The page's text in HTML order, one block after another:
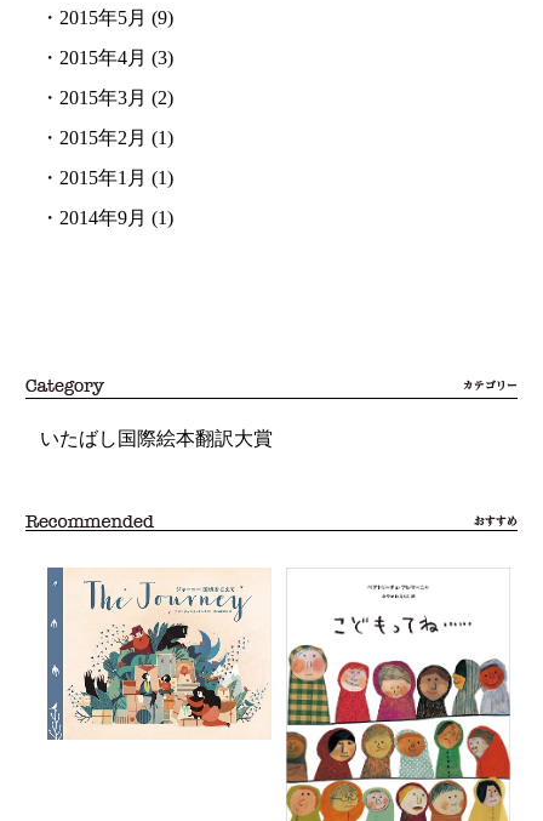
・ 2015年5月 (9)
・ 2015年4月 (3)
・ 2015年3月 (2)
・ 2015年2月 (1)
・ 2015年1月 (1)
・ 2014年9月 (1)
いたばし国際絵本翻訳大賞